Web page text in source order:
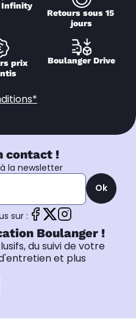
Infinity
Retours sous 15
jours
prix
Boulanger Drive
contact !
la newsletter
Ok
sur :
Boulanger !
du suivi de votre
et plus